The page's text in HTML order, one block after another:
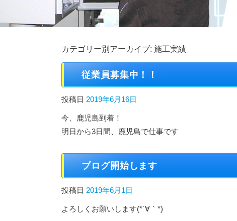
カテゴリー別アーカイブ: 施工実績
従業員募集中！！
投稿日 2019年6月16日
今、鹿児島到着！
明日から3日間、鹿児島で仕事です
ブログ開始します
投稿日 2019年6月1日
よろしくお願いします(*´∀｀*)